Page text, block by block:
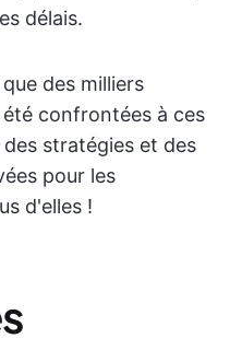
délais.
des milliers
confrontées à ces
stratégies et des
pour les
d'elles !